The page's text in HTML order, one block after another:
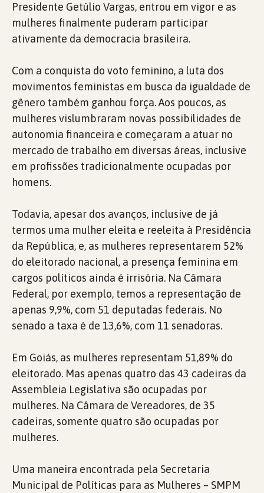
Presidente Getúlio Vargas, entrou em vigor e as
mulheres finalmente puderam participar
ativamente da democracia brasileira.
Com a conquista do voto feminino, a luta dos
movimentos feministas em busca da igualdade de
gênero também ganhou força. Aos poucos, as
mulheres vislumbraram novas possibilidades de
autonomia financeira e começaram a atuar no
mercado de trabalho em diversas áreas, inclusive
em profissões tradicionalmente ocupadas por
homens.
Todavia, apesar dos avanços, inclusive de já
termos uma mulher eleita e reeleita à Presidência
da República, e, as mulheres representarem 52%
do eleitorado nacional, a presença feminina em
cargos políticos ainda é irrisória. Na Câmara
Federal, por exemplo, temos a representação de
apenas 9,9%, com 51 deputadas federais. No
senado a taxa é de 13,6%, com 11 senadoras.
Em Goiás, as mulheres representam 51,89% do
eleitorado. Mas apenas quatro das 43 cadeiras da
Assembleia Legislativa são ocupadas por
mulheres. Na Câmara de Vereadores, de 35
cadeiras, somente quatro são ocupadas por
mulheres.
Uma maneira encontrada pela Secretaria
Municipal de Políticas para as Mulheres – SMPM